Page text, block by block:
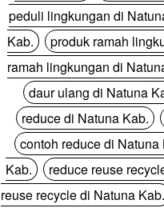
peduli lingkungan di
Kab.
produk ramah
ramah lingkungan di
daur ulang di Natuna
reduce di Natuna Kab.
contoh reduce di Natuna
Kab.
reduce reuse
reuse recycle di Natuna Kab.